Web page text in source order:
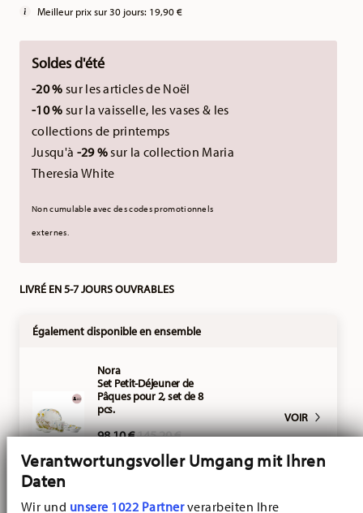
Verantwortungsvoller Umgang mit Ihren
Daten
Wir und unsere 1022 Partnerverarbeiten Ihre
Meilleur prix sur 30 jours: 19,90 €
Soldes d'été
-20 % sur les articles de Noël
-10 % sur la vaisselle, les vases & les
collections de printemps
Jusqu'à -29 %sur la collection Maria
Theresia White
Non cumulable avec des codes promotionnels
externes.
LIVRÉ EN 5-7 JOURS OUVRABLES
Également disponible en ensemble
Nora
Set Petit-Déjeuner de
Pâques pour 2, set de 8
pcs.
98,10 €Price reduced from
145,20 €to
-25%
VOIR
Set Petit-Déjeuner de